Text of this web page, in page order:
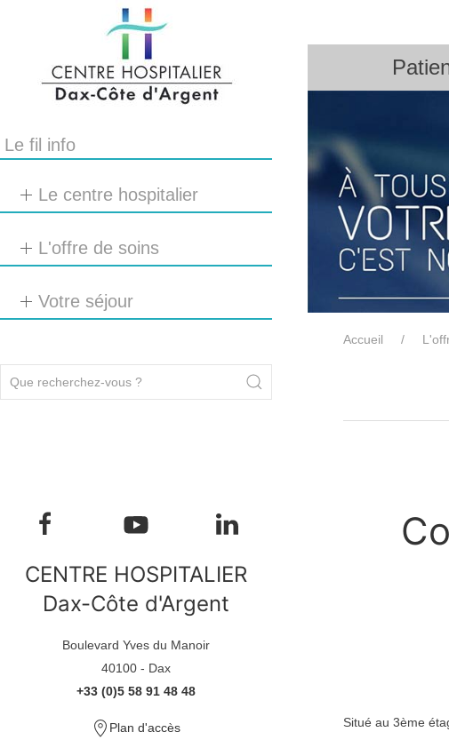
Le fil info
Le centre hospitalier
L'offre de soins
Votre séjour
CENTRE HOSPITALIER
Dax-Côte d'Argent
Boulevard Yves du Manoir
40100 - Dax
+33 (0)5 58 91 48 48
Plan d'accès
Accueil
Situé au 3ème